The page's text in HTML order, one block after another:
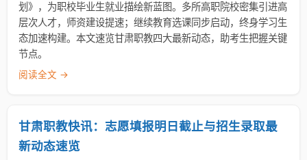
划》，为职校毕业生就业描绘新蓝图。多所高职院校密集引进高
层次人才，师资建设提速；继续教育选课同步启动，终身学习生
态加速构建。本文速览甘肃职教四大最新动态，助考生把握关键
节点。
阅读全文 →
甘肃职教快讯：志愿填报明日截止与招生录取最
新动态速览